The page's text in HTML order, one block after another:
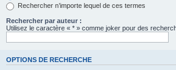
Rechercher n’importe lequel de ces termes
Rechercher par auteur :
Utilisez le caractère « * » comme joker pour des
OPTIONS DE RECHERCHE